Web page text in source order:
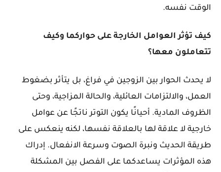
الوقت نفسه.
كيف تؤثر العوامل الخارجة على حواركما وكيف
تتعاملون معها؟
لا يحدث الحوار بين الزوجين في فراغ، بل يتأثر بضغوط
العمل، والالتزامات العائلية، والحالة المزاجية، وحتى
الظروف المادية. أحيانًا يكون التوتر ناتجًا عن عوامل
خارجية لا علاقة لها بالعلاقة نفسها، لكنه ينعكس على
طريقة الحديث ونبرة الصوت وسرعة الانفعال. إدراك
هذه المؤثرات يساعدكما على الفصل بين المشكلة